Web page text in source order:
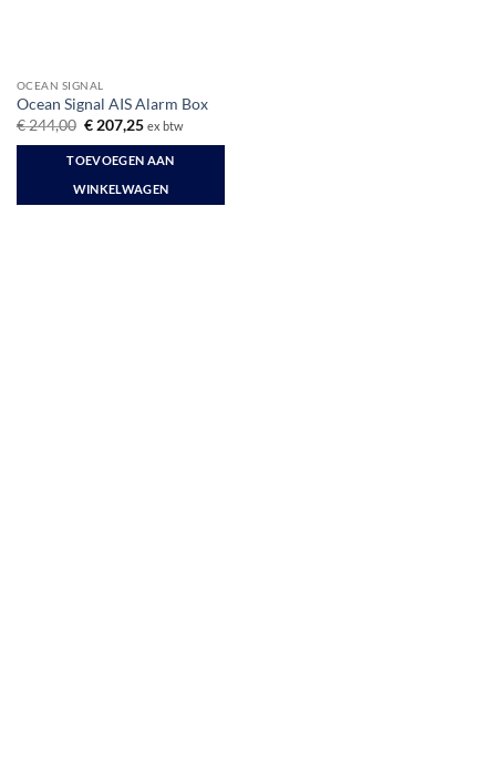
OCEAN SIGNAL
Ocean Signal AIS Alarm Box
€244,00 Oorspronkelijke
was:
€ 244,00.
€207,25Huidige
is:
€ 207,25.
ex btw
TOEVOEGEN AAN
WINKELWAGEN